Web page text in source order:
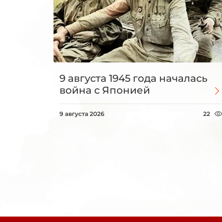
9 августа 1945 года началась
война с Японией
9 августа 2026 22